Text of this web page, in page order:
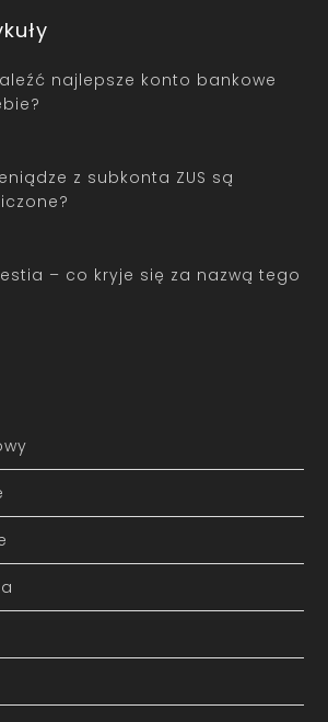
najlepsze konto bankowe
z subkonta ZUS są
– co kryje się za nazwą tego